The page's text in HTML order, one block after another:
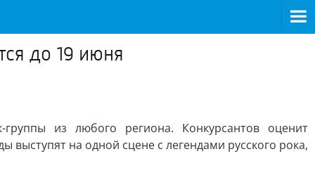
до 19 июня
из любого региона. Конкурсантов оценит
на одной сцене с легендами русского рока,